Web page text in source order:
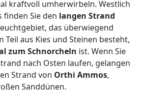
kraftvoll umherwirbeln. Westlich
finden Sie den langen Strand
das überwiegend
Teil aus Kies und Steinen besteht,
zum Schnorcheln ist. Wenn Sie
nach Osten laufen, gelangen
Strand von Orthi Ammos,
Sanddünen.